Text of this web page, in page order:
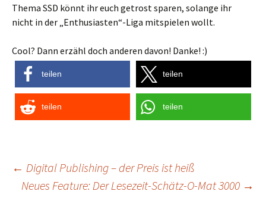
Thema SSD könnt ihr euch getrost sparen, solange ihr
nicht in der „Enthusiasten“-Liga mitspielen wollt.
Cool? Dann erzähl doch anderen davon! Danke! :)
teilen teilen
teilen teilen
Post
← Digital Publishing – der Preis ist heiß
Neues Feature: Der Lesezeit-Schätz-O-Mat 3000 →